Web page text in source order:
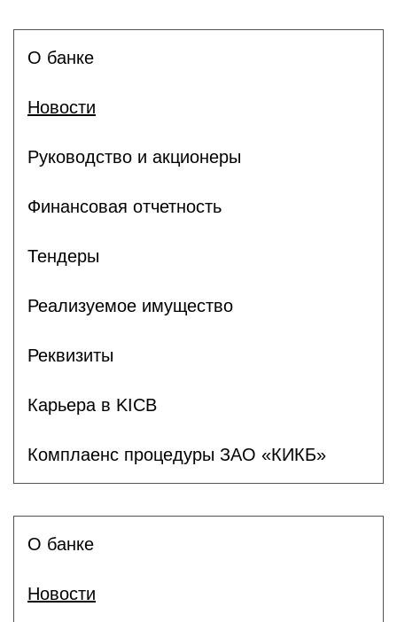
О банке
Новости
Руководство и акционеры
Финансовая отчетность
Тендеры
Реализуемое имущество
Реквизиты
Карьера в KICB
Комплаенс процедуры ЗАО «КИКБ»
О банке
Новости